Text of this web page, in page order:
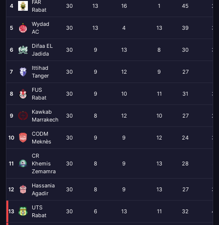
4
FAR
Rabat
30 13 16 1 45 22
5
Wydad
AC
30 13 4 13 39 33
6
Difaa EL
Jadida
30 9 13 8 30 34
7
Ittihad
Tanger
30 9 12 9 27
8
FUS
Rabat
30 9 10 11 31 36
9
Kawkab
Marrakech
30 8 12 10 27 26
10
CODM
Meknès
30 9 9 12 24 33
11
CR
Khemis
Zemamra
30 8 9 13 28
12
Hassania
Agadir
30 8 9 13 27 39
13
UTS
Rabat
30 6 13 11 32 40